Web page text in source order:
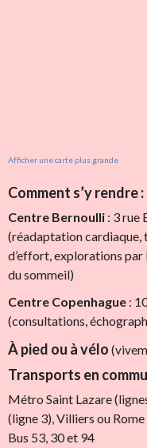
Afficher une carte plus grande
Comment s’y rendre :
Centre Bernoulli : 3 rue
(réadaptation cardiaque,
d’effort, explorations
du sommeil)
Centre Copenhague :
(consultations,
À pied ou à vélo
Transports en
Métro Saint Lazare
(ligne 3), Villiers ou
Bus 53, 30 et 94